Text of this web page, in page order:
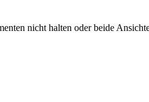
nicht halten oder beide